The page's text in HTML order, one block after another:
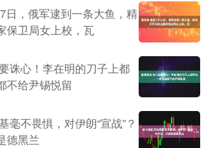
日，俄军逮到一条大鱼，精
保卫局女上校，瓦
诛心！李在明的刀子上都
不给尹锡悦留
毫不畏惧，对伊朗“宣战”？
德黑兰